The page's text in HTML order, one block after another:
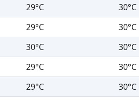
29°C
30°C
29°C
30°C
30°C
30°C
29°C
30°C
29°C
30°C